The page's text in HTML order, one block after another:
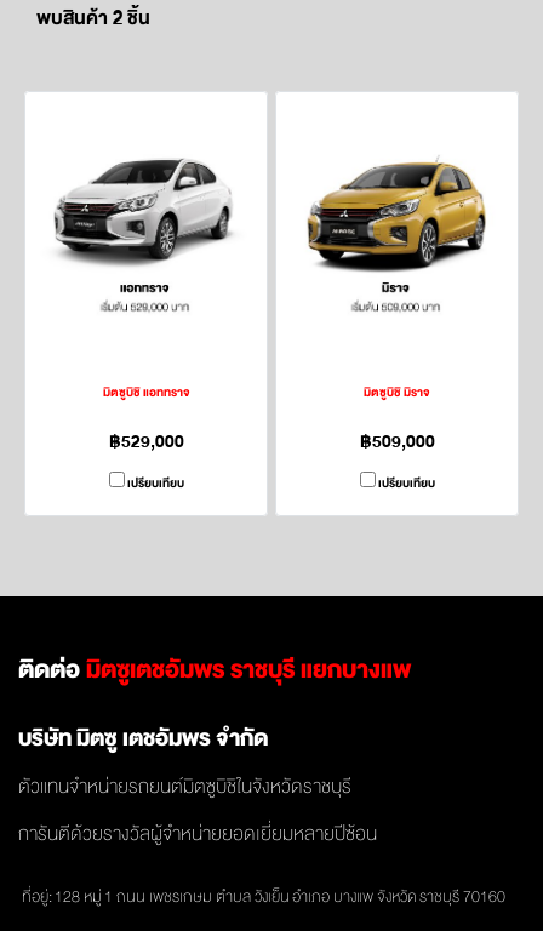
พบสินค้า 2 ชิ้น
มิตซูบิชิ แอททราจ
฿529,000
เปรียบเทียบ
มิตซูบิชิ มิราจ
฿509,000
เปรียบเทียบ
ติดต่อมิตซูเตชอัมพร ราชบุรี แยกบางแพ
บริษัท มิตซู เตชอัมพร จำกัด
ตัวแทนจำหน่ายรถยนต์มิตซูบิชิในจังหวัดราชบุรี
การันตีด้วยรางวัลผู้จำหน่ายยอดเยี่ยมหลายปีซ้อน
ที่อยู่: 128 หมู่1 ถนน เพชรเกษม ตำบล วังเย็นอำเภอ บางแพ จังหวัดราชบุรี 70160